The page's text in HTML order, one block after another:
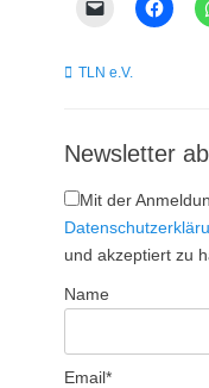
Kategorien
TLN e.V.
Newsletter
Mit der
und akzeptiert zu
Name
Email*